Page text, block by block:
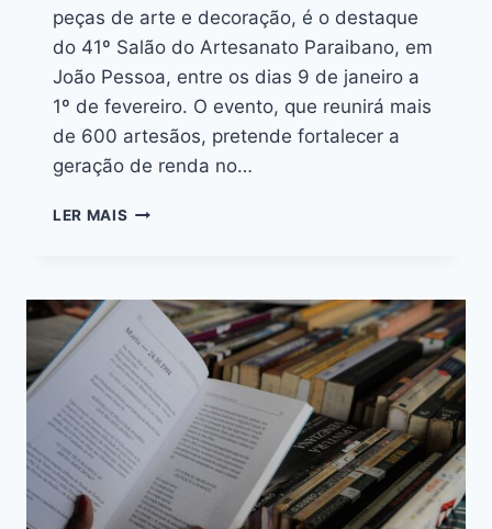
peças de arte e decoração, é o destaque
do 41º Salão do Artesanato Paraibano, em
João Pessoa, entre os dias 9 de janeiro a
1º de fevereiro. O evento, que reunirá mais
de 600 artesãos, pretende fortalecer a
geração de renda no…
LER MAIS